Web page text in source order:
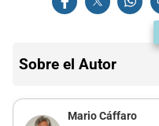
Sobre el Autor
Mario Cáffaro